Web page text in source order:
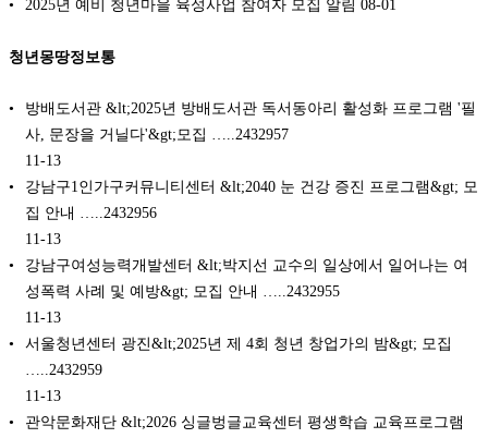
2025년 예비 청년마을 육성사업 참여자 모집 알림 08-01
청년몽땅정보통
방배도서관 &lt;2025년 방배도서관 독서동아리 활성화 프로그램 '필
사, 문장을 거닐다'&gt;모집 …..2432957
11-13
강남구1인가구커뮤니티센터 &lt;2040 눈 건강 증진 프로그램&gt; 모
집 안내 …..2432956
11-13
강남구여성능력개발센터 &lt;박지선 교수의 일상에서 일어나는 여
성폭력 사례 및 예방&gt; 모집 안내 …..2432955
11-13
서울청년센터 광진&lt;2025년 제 4회 청년 창업가의 밤&gt; 모집
…..2432959
11-13
관악문화재단 &lt;2026 싱글벙글교육센터 평생학습 교육프로그램